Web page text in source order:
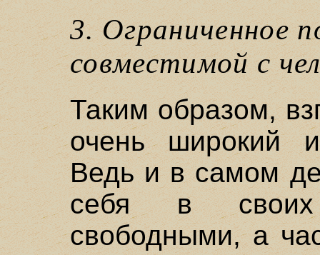
3. Ограниченное
совместимой с
Таким образом,
очень широкий
Ведь и в самом
себя в своих
свободными, а